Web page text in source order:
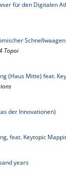
für den Digitalen
Topoi
(Haus Mitte) feat.
der Innovationen)
feat. Keytopic
years